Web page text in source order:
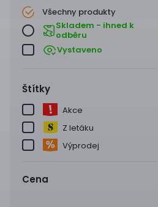
Všechny produkty
Skladem - ihned k
odběru
Vystaveno
Štítky
Akce
Z letáku
Výprodej
Cena